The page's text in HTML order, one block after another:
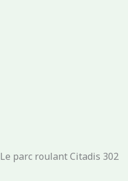
Le parc roulant Citadis 302